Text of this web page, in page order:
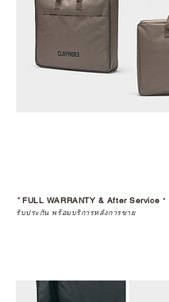
*FULL WARRANTY & After Service *
รับประกัน พร้อมบริการหลังการขาย